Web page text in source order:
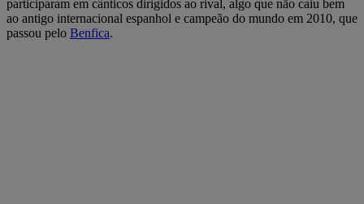
participaram em cânticos dirigidos ao rival, algo que não caiu bem
ao antigo internacional espanhol e campeão do mundo em 2010, que
passou pelo Benfica.